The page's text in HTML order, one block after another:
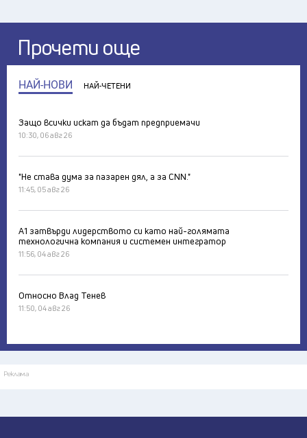
Прочети още
НАЙ-НОВИ НАЙ-ЧЕТЕНИ
Защо всички искат да бъдат предприемачи
10:30, 06 авг 26
"Не става дума за пазарен дял, а за CNN."
11:45, 05 авг 26
А1 затвърди лидерството си като най-голямата
технологична компания и системен интегратор
11:56, 04 авг 26
Относно Влад Тенев
11:50, 04 авг 26
Реклама